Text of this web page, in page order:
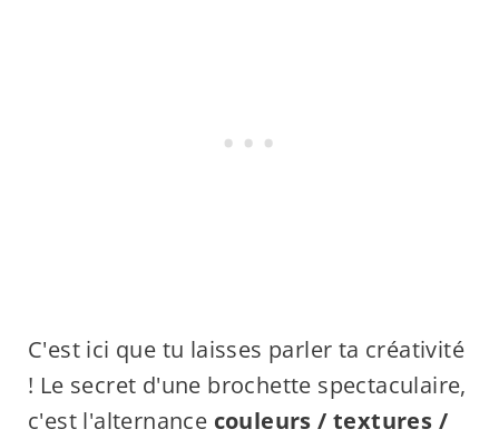
C'est ici que tu laisses parler ta créativité
! Le secret d'une brochette spectaculaire,
c'est l'alternance couleurs / textures /